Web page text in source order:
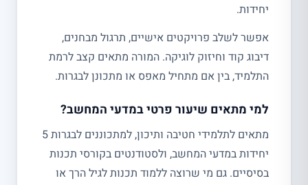
יחידות.
אפשר לשלב פרויקטים אישיים, תרגול מבחנים,
דיבוג קוד וחיזוק לוגיקה. המורה מתאים קצב לרמת
התלמיד, בין אם מתחיל מאפס או מתכונן לבגרות.
למי מתאים שיעור פרטי במדעי המחשב?
מתאים לתלמידי חטיבה ותיכון, למתכוננים לבגרות 5
יחידות במדעי המחשב, ולסטודנטים בקורסי תכנות
בסיסיים. גם מי שרוצה ללמוד תכנות לגיל הרך או